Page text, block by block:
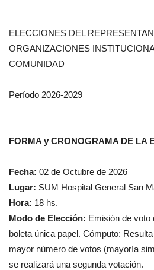
ELECCIONES DEL
ORGANIZACIONES
COMUNIDAD
Período 2026-2029
FORMA y CRONOGRAMA DE LA
Fecha: 02 de Octubre de 2026
Lugar: SUM Hospital General San
Hora: 18 hs.
Modo de Elección: Emisión de voto
boleta única papel. Cómputo:
mayor número de votos (mayoría
se realizará una segunda votación.